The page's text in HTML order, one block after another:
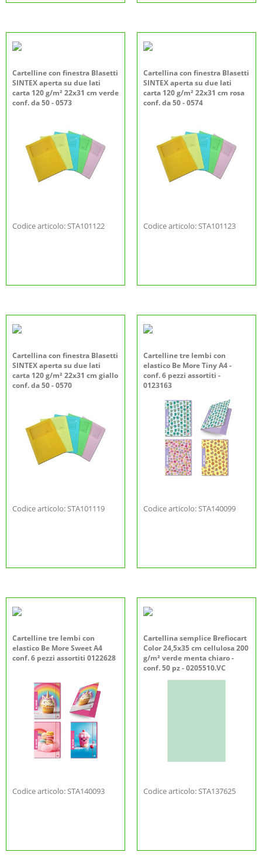
Cartelline con finestra Blasetti
SINTEX aperta su due lati
carta 120 g/m² 22x31 cm verde
conf. da 50 - 0573
Codice articolo: STA101122
Cartellina con finestra Blasetti
SINTEX aperta su due lati
carta 120 g/m² 22x31 cm rosa
conf. da 50 - 0574
Codice articolo: STA101123
Cartellina con finestra Blasetti
SINTEX aperta su due lati
carta 120 g/m² 22x31 cm giallo
conf. da 50 - 0570
Codice articolo: STA101119
Cartelline tre lembi con
elastico Be More Tiny A4 -
conf. 6 pezzi assortiti -
0123163
Codice articolo: STA140099
Cartelline tre lembi con
elastico Be More Sweet A4
conf. 6 pezzi assortiti 0122628
Codice articolo: STA140093
Cartellina semplice Brefiocart
Color 24,5x35 cm cellulosa 200
g/m² verde menta chiaro -
conf. 50 pz - 0205510.VC
Codice articolo: STA137625